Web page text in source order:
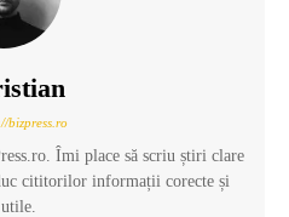
bizpress.ro
Îmi place să scriu știri clare
cititorilor informații corecte și
utile.